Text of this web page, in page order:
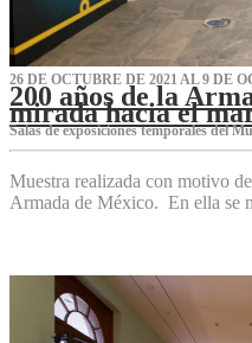
26 DE OCTUBRE DE 2021 AL 9 DE
200 años de la
mirada hacia el
Salas de exposiciones temporales del
Muestra realizada con motivo
Armada de México. En ella se